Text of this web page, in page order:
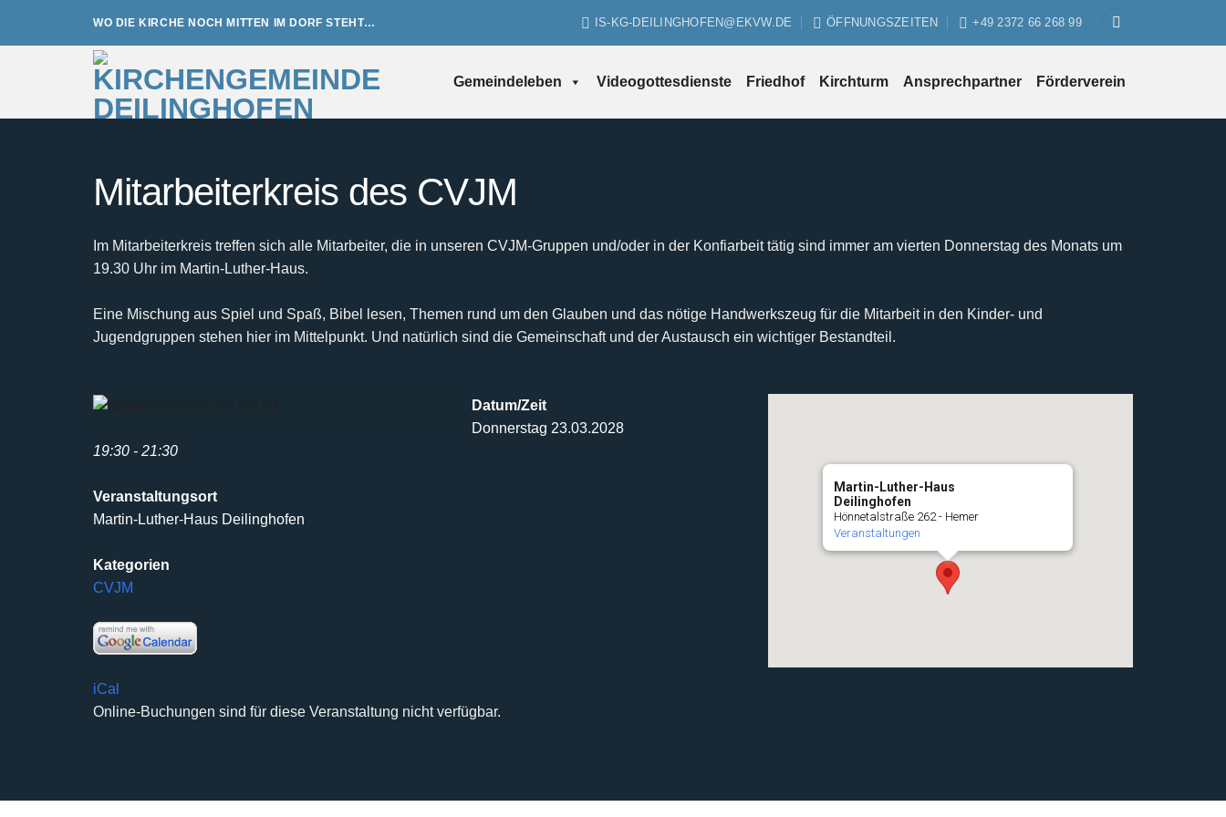
WO DIE KIRCHE NOCH MITTEN IM DORF STEHT… IS-KG-DEILINGHOFEN@EKVW.DE ÖFFNUNGSZEITEN +49 2372 66 268 99
Gemeindeleben Videogottesdienste Friedhof Kirchturm Ansprechpartner Förderverein
Mitarbeiterkreis des CVJM
Im Mitarbeiterkreis treffen sich alle Mitarbeiter, die in unseren CVJM-Gruppen und/oder in der Konfiarbeit tätig sind immer am vierten Donnerstag des Monats um
19.30 Uhr im Martin-Luther-Haus.
Eine Mischung aus Spiel und Spaß, Bibel lesen, Themen rund um den Glauben und das nötige Handwerkszeug für die Mitarbeit in den Kinder- und
Jugendgruppen stehen hier im Mittelpunkt. Und natürlich sind die Gemeinschaft und der Austausch ein wichtiger Bestandteil.
Martin-Luther-Haus
Deilinghofen
Hönnetalstraße 262 - Hemer
Veranstaltungen
Datum/Zeit
Donnerstag 23.03.2028
19:30 - 21:30
Veranstaltungsort
Martin-Luther-Haus Deilinghofen
Kategorien
CVJM
iCal
Online-Buchungen sind für diese Veranstaltung nicht verfügbar.